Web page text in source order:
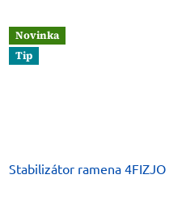
Novinka
Tip
Stabilizátor ramena 4FIZJO